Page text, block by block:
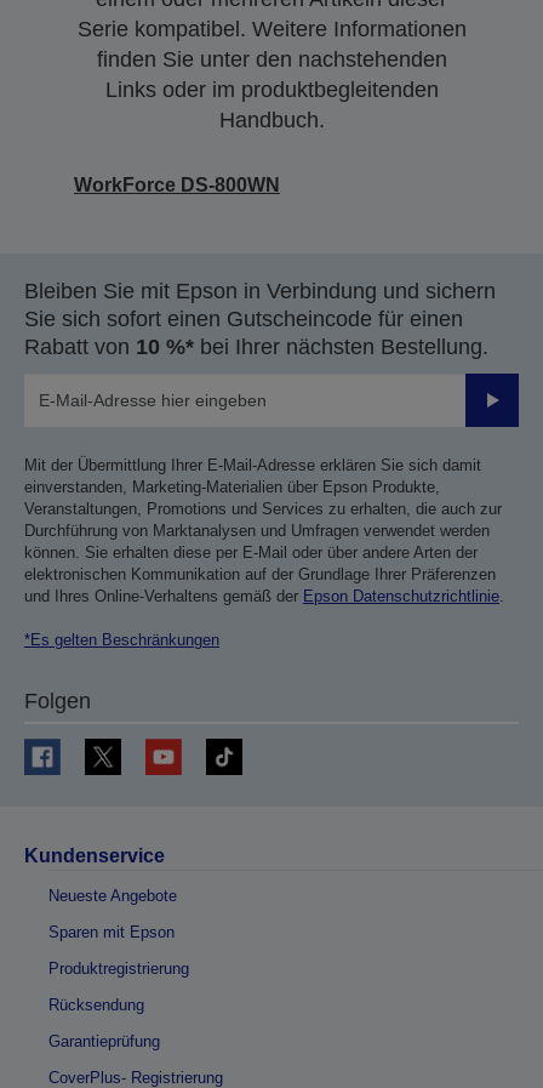
Serie kompatibel. Weitere Informationen
finden Sie unter den nachstehenden
Links oder im produktbegleitenden
Handbuch.
WorkForce DS-800WN
Bleiben Sie mit Epson in Verbindung und sichern
Sie sich sofort einen Gutscheincode für einen
Rabatt von 10 %* bei Ihrer nächsten Bestellung.
Mit der Übermittlung Ihrer E-Mail-Adresse erklären Sie sich damit
einverstanden, Marketing-Materialien über Epson Produkte,
Veranstaltungen, Promotions und Services zu erhalten, die auch zur
Durchführung von Marktanalysen und Umfragen verwendet werden
können. Sie erhalten diese per E-Mail oder über andere Arten der
elektronischen Kommunikation auf der Grundlage Ihrer Präferenzen
und Ihres Online-Verhaltens gemäß der Epson Datenschutzrichtlinie
*Es gelten Beschränkungen
Folgen
Kundenservice
Neueste Angebote
Sparen mit Epson
Produktregistrierung
Rücksendung
Garantieprüfung
CoverPlus- Registrierung